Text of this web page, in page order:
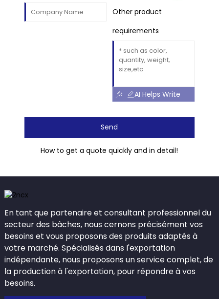
Other product
requirements
AI Helps Write
Send
How to get a quote quickly and in detail!
En tant que partenaire et consultant professionnel du
secteur des bâches, nous cernons précisément vos
besoins et vous proposons des produits adaptés à
votre marché. Spécialisés dans l'exportation
indépendante, nous proposons un service complet, de
la production à l'exportation, pour répondre à vos
besoins.